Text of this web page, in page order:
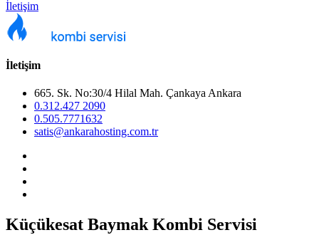
İletişim
İletişim
665. Sk. No:30/4 Hilal Mah. Çankaya Ankara
0.312.427 2090
0.505.7771632
satis@ankarahosting.com.tr
Küçükesat Baymak Kombi Servisi